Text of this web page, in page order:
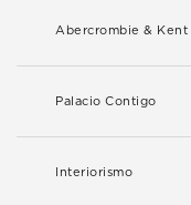
Abercrombie & Kent
Palacio Contigo
Interiorismo